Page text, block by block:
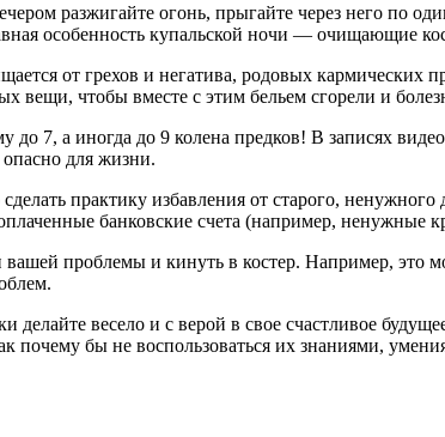
разжигайте огонь, прыгайте через него по
особенность купальской ночи — очищающие
от грехов и негатива, родовых кармических
вещи, чтобы вместе с этим бельем сгорели и
7, а иногда до 9 колена предков! В записях
для жизни.
практику избавления от старого, ненужного
банковские счета (например, ненужные
проблемы и кинуть в костер. Например, это
делайте весело и с верой в свое счастливое
почему бы не воспользоваться их знаниями,